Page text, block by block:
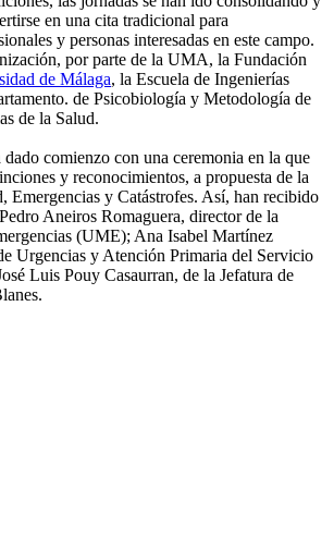
en una cita tradicional para
y personas interesadas en este campo.
por parte de la UMA, la Fundación
de Málaga, la Escuela de Ingenierías
de Psicobiología y Metodología de
de la Salud.
comienzo con una ceremonia en la que
y reconocimientos, a propuesta de la
Emergencias y Catástrofes. Así, han recibido
Aneiros Romaguera, director de la
(UME); Ana Isabel Martínez
Urgencias y Atención Primaria del Servicio
Luis Pouy Casaurran, de la Jefatura de